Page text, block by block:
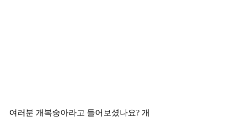
여러분 개복숭아라고 들어보셨나요? 개